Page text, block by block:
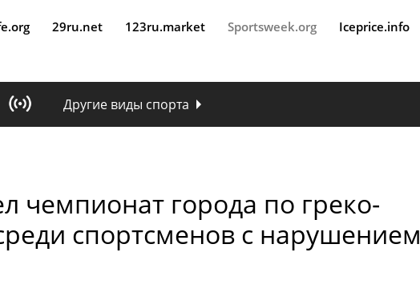
29ru.net 123ru.market Sportsweek.org Iceprice.info
Другие виды спорта
чемпионат города по греко-
спортсменов с нарушением